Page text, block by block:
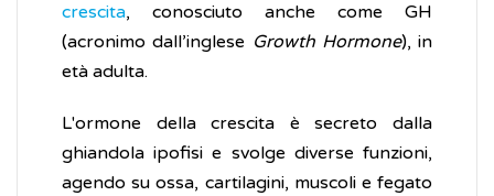
crescita, conosciuto anche come GH
(acronimo dall’inglese Growth Hormone), in
età adulta.
L'ormone della crescita è secreto dalla
ghiandola ipofisi e svolge diverse funzioni,
agendo su ossa, cartilagini, muscoli e fegato